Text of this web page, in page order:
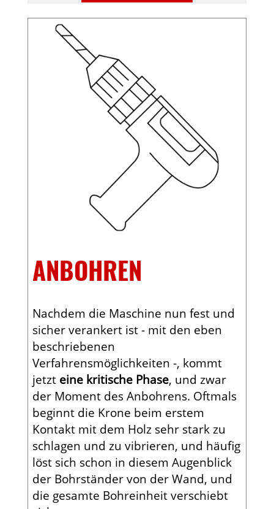
ANBOHREN
Nachdem die Maschine nun fest und
sicher verankert ist - mit den eben
beschriebenen
Verfahrensmöglichkeiten -, kommt
jetzt eine kritische Phase, und zwar
der Moment des Anbohrens. Oftmals
beginnt die Krone beim erstem
Kontakt mit dem Holz sehr stark zu
schlagen und zu vibrieren, und häufig
löst sich schon in diesem Augenblick
der Bohrständer von der Wand, und
die gesamte Bohreinheit verschiebt